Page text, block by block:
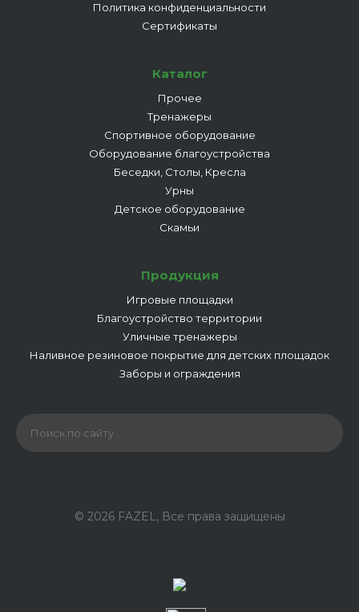
Политика конфиденциальности
Сертификаты
Каталог
Прочее
Тренажеры
Спортивное оборудование
Оборудование благоустройства
Беседки, Столы, Кресла
Урны
Детское оборудование
Скамьи
Продукция
Игровые площадки
Благоустройство территории
Уличные тренажеры
Наливное резиновое покрытие для детских площадок
Заборы и ограждения
© 2026 FAZEL, Все права защищены